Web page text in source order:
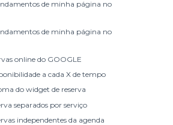
de minha página no
de minha página no
online do GOOGLE
a cada X de tempo
do widget de reserva
separados por serviço
independentes da agenda